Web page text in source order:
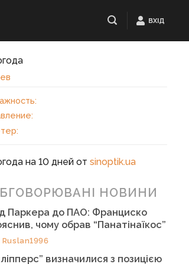
ВХІД
на 10 дней отsinoptik.ua
НОВИНИ
Паркера до ПАО: Франциско
чому обрав “Панатінаїкос”
Ruslan1996
визначилися з позицією